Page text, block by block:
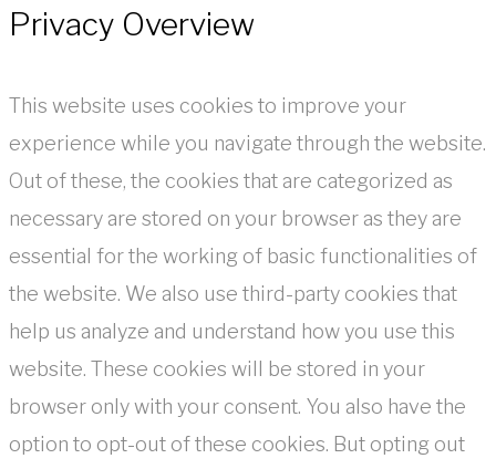
Privacy Overview
This website uses cookies to improve your
experience while you navigate through the website.
Out of these, the cookies that are categorized as
necessary are stored on your browser as they are
essential for the working of basic functionalities of
the website. We also use third-party cookies that
help us analyze and understand how you use this
website. These cookies will be stored in your
browser only with your consent. You also have the
option to opt-out of these cookies. But opting out